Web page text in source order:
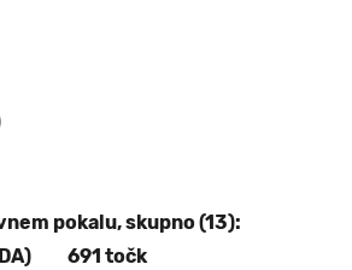
pokalu, skupno (13):
691 točk